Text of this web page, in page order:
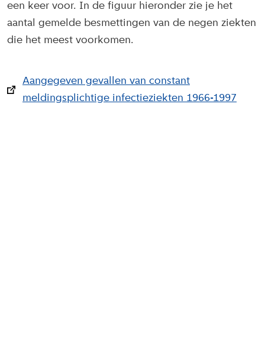
een keer voor. In de figuur hieronder zie je het
aantal gemelde besmettingen van de negen ziekten
die het meest voorkomen.
Aangegeven gevallen van constant
meldingsplichtige infectieziekten 1966-1997